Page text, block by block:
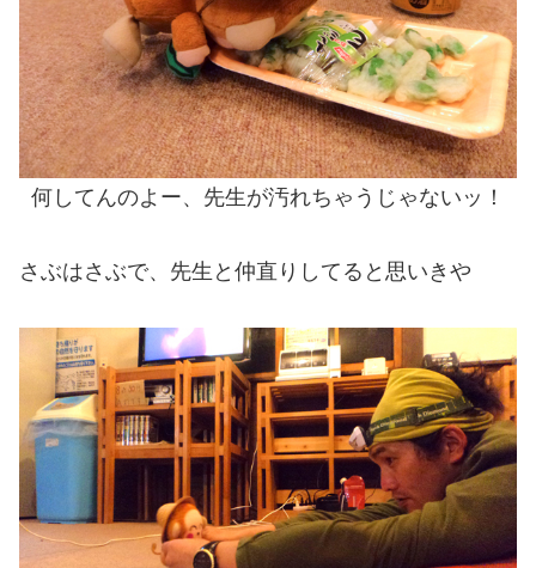
何してんのよー、先生が汚れちゃうじゃないッ！
さぶはさぶで、先生と仲直りしてると思いきや